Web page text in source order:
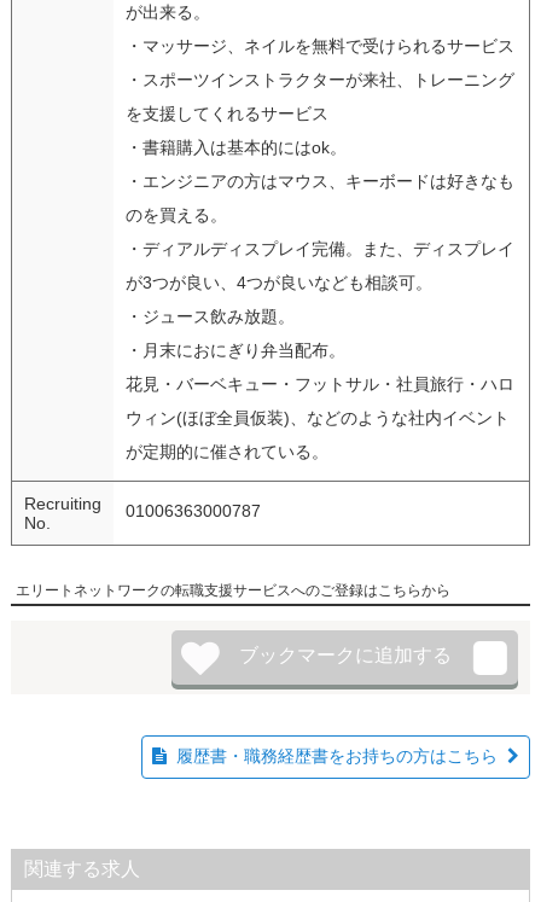
が出来る。
・マッサージ、ネイルを無料で受けられるサービス
・スポーツインストラクターが来社、トレーニング
を支援してくれるサービス
・書籍購入は基本的にはok。
・エンジニアの方はマウス、キーボードは好きなも
のを買える。
・ディアルディスプレイ完備。また、ディスプレイ
が3つが良い、4つが良いなども相談可。
・ジュース飲み放題。
・月末におにぎり弁当配布。
花見・バーベキュー・フットサル・社員旅行・ハロ
ウィン(ほぼ全員仮装)、などのような社内イベント
が定期的に催されている。
Recruiting
No.
01006363000787
エリートネットワークの転職支援サービスへのご登録はこちらから
履歴書・職務経歴書をお持ちの方はこちら
関連する求人